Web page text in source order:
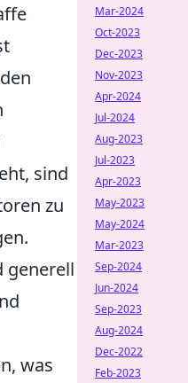
sind
zu
generell
was
Mar-2024
Oct-2023
Dec-2023
Nov-2023
Apr-2024
Jul-2024
Aug-2023
Jul-2023
Apr-2023
May-2023
May-2024
Mar-2023
Sep-2024
Jun-2024
Sep-2023
Aug-2024
Dec-2022
Feb-2023